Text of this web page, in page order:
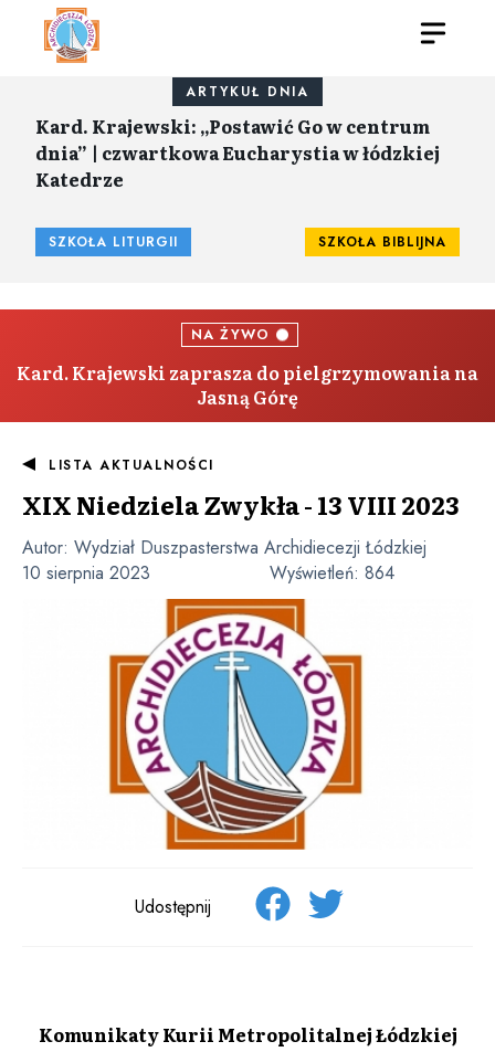
ARTYKUŁ DNIA
Kard. Krajewski: „Postawić Go w centrum
dnia” | czwartkowa Eucharystia w łódzkiej
Katedrze
SZKOŁA LITURGII SZKOŁA BIBLIJNA
NA ŻYWO
Kard. Krajewski zaprasza do pielgrzymowania na
Jasną Górę
LISTA AKTUALNOŚCI
XIX Niedziela Zwykła - 13 VIII 2023
Autor: Wydział Duszpasterstwa Archidiecezji Łódzkiej
10 sierpnia 2023
Wyświetleń: 864
Udostępnij
Komunikaty Kurii Metropolitalnej Łódzkiej